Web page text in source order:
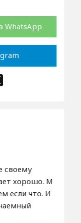
WhatsApp
своему
хорошо. М
если что. И